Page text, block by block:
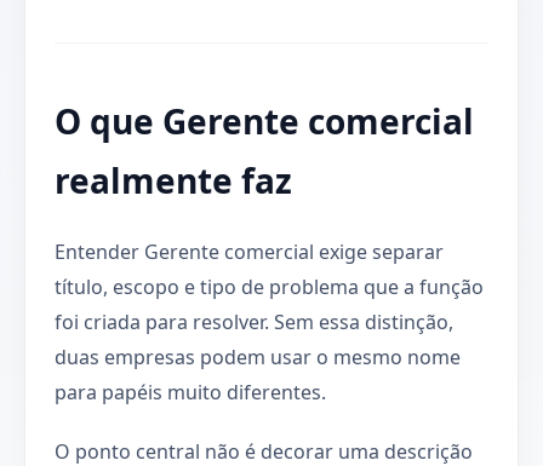
O que Gerente comercial
realmente faz
Entender Gerente comercial exige separar
título, escopo e tipo de problema que a função
foi criada para resolver. Sem essa distinção,
duas empresas podem usar o mesmo nome
para papéis muito diferentes.
O ponto central não é decorar uma descrição